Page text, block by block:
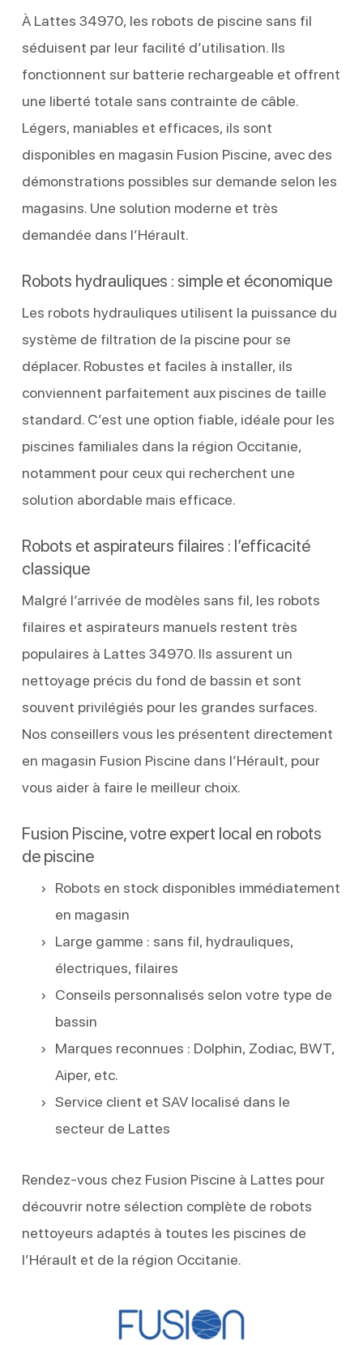
À Lattes 34970, les robots de piscine sans fil
séduisent par leur facilité d’utilisation. Ils
fonctionnent sur batterie rechargeable et offrent
une liberté totale sans contrainte de câble.
Légers, maniables et efficaces, ils sont
disponibles en magasin Fusion Piscine, avec des
démonstrations possibles sur demande selon les
magasins. Une solution moderne et très
demandée dans l’Hérault.
Robots hydrauliques : simple et économique
Les robots hydrauliques utilisent la puissance du
système de filtration de la piscine pour se
déplacer. Robustes et faciles à installer, ils
conviennent parfaitement aux piscines de taille
standard. C’est une option fiable, idéale pour les
piscines familiales dans la région Occitanie,
notamment pour ceux qui recherchent une
solution abordable mais efficace.
Robots et aspirateurs filaires : l’efficacité
classique
Malgré l’arrivée de modèles sans fil, les robots
filaires et aspirateurs manuels restent très
populaires à Lattes 34970. Ils assurent un
nettoyage précis du fond de bassin et sont
souvent privilégiés pour les grandes surfaces.
Nos conseillers vous les présentent directement
en magasin Fusion Piscine dans l’Hérault, pour
vous aider à faire le meilleur choix.
Fusion Piscine, votre expert local en robots
de piscine
Robots en stock disponibles immédiatement
en magasin
Large gamme : sans fil, hydrauliques,
électriques, filaires
Conseils personnalisés selon votre type de
bassin
Marques reconnues : Dolphin, Zodiac, BWT,
Aiper, etc.
Service client et SAV localisé dans le
secteur de Lattes
Rendez-vous chez Fusion Piscine à Lattes pour
découvrir notre sélection complète de robots
nettoyeurs adaptés à toutes les piscines de
l’Hérault et de la région Occitanie.